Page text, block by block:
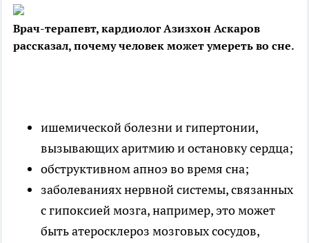
Врач-терапевт, кардиолог Азизхон Аскаров
рассказал, почему человек может умереть во сне.
ишемической болезни и гипертонии,
вызывающих аритмию и остановку сердца;
обструктивном апноэ во время сна;
заболеваниях нервной системы, связанных
с гипоксией мозга, например, это может
быть атеросклероз мозговых сосудов,